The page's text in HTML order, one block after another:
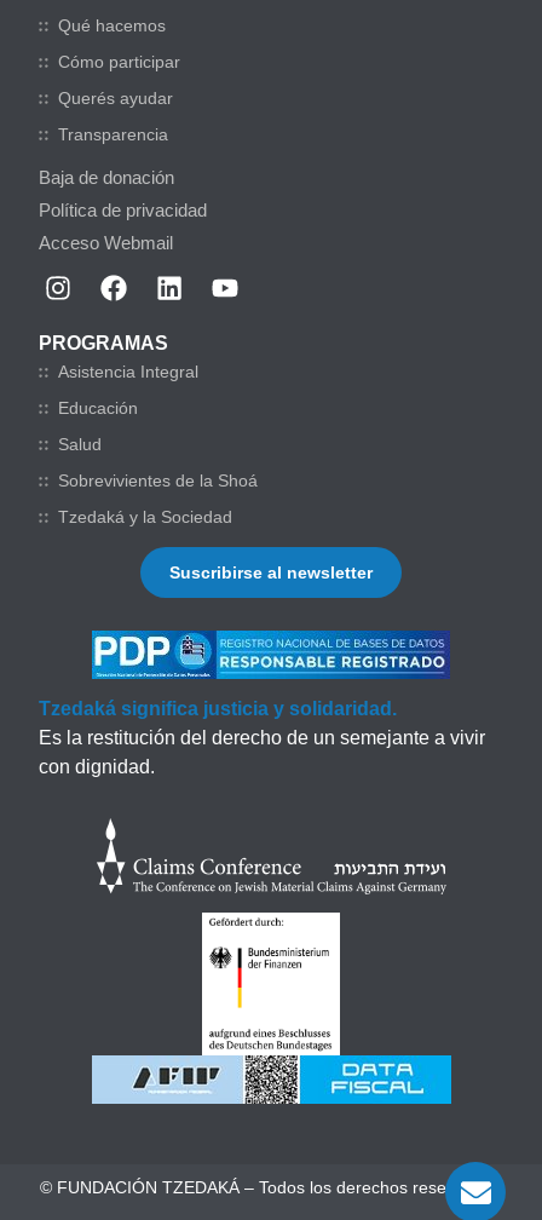
Qué hacemos
Cómo participar
Querés ayudar
Transparencia
Baja de donación
Política de privacidad
Acceso Webmail
PROGRAMAS
Asistencia Integral
Educación
Salud
Sobrevivientes de la Shoá
Tzedaká y la Sociedad
Suscribirse al newsletter
Tzedaká significa justicia y solidaridad.
Es la restitución del derecho de un semejante a vivir
con dignidad.
© FUNDACIÓN TZEDAKÁ – Todos los derechos reservados.